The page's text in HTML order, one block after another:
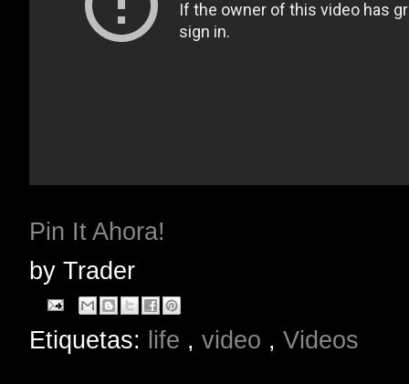
Pin It Ahora!
by Trader
Etiquetas: life , video , Videos